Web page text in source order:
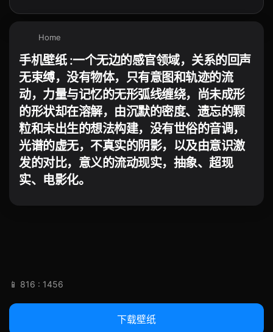
Home
手机壁纸 :一个无边的感官领域，关系的回声
无束缚，没有物体，只有意图和轨迹的流
动，力量与记忆的无形弧线缠绕，尚未成形
的形状却在溶解，由沉默的密度、遗忘的颗
粒和未出生的想法构建，没有世俗的音调，
光谱的虚无，不真实的阴影，以及由意识激
发的对比，意义的流动现实，抽象、超现
实、电影化。
📱 816 : 1456
下载壁纸